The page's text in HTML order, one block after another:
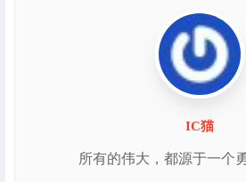
IC猫
所有的伟大，都源于一个